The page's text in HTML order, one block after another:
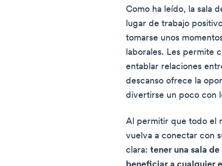
Como ha leído, la sala
lugar de trabajo
tomarse unos
laborales. Les permite
entablar relaciones
descanso ofrece la
divertirse un poco con
Al permitir que todo el
vuelva a conectar con
clara:tener una sala